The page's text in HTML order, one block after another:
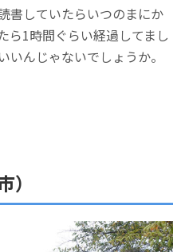
書していたらいつのまにか
ら1時間ぐらい経過してまし
いんじゃないでしょうか。